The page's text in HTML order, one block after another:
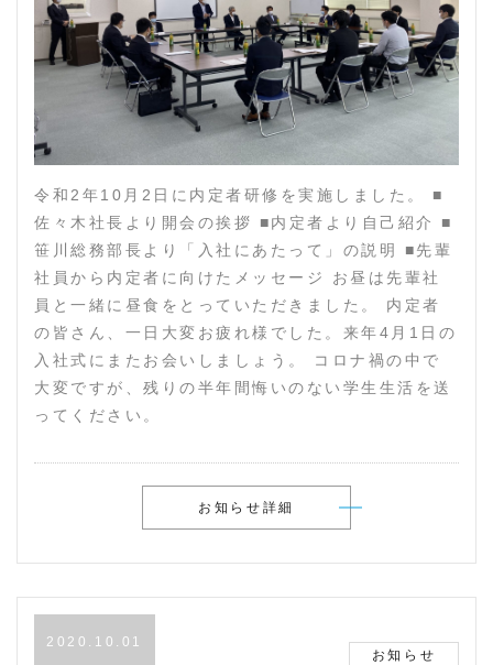
令和2年10月2日に内定者研修を実施しました。 ■
佐々木社長より開会の挨拶 ■内定者より自己紹介 ■
笹川総務部長より「入社にあたって」の説明 ■先輩
社員から内定者に向けたメッセージ お昼は先輩社
員と一緒に昼食をとっていただきました。 内定者
の皆さん、一日大変お疲れ様でした。来年4月1日の
入社式にまたお会いしましょう。 コロナ禍の中で
大変ですが、残りの半年間悔いのない学生生活を送
ってください。
お知らせ詳細
2020.10.01
お知らせ